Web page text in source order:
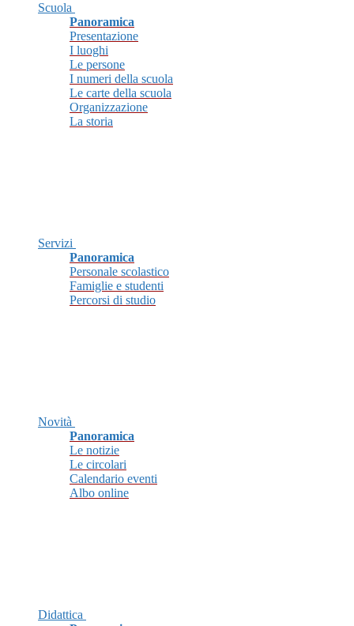
Scuola
Panoramica
Presentazione
I luoghi
Le persone
I numeri della scuola
Le carte della scuola
Organizzazione
La storia
Servizi
Panoramica
Personale scolastico
Famiglie e studenti
Percorsi di studio
Novità
Panoramica
Le notizie
Le circolari
Calendario eventi
Albo online
Didattica